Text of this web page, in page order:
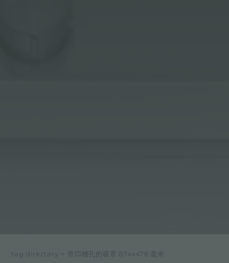
tag directory > 带凹槽孔的吸罩 874x478 毫米